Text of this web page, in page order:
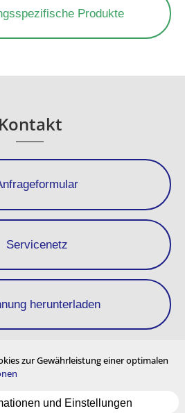
| MIYAWAKI Inc. (miyawaki-inc.com)
(Stand)
Jacke
Produkte
Kontakt
Servicenetz
herunterladen
zur Gewährleistung einer optimalen
und Einstellungen
Einstellungen
Mehrsprachige Inhalte